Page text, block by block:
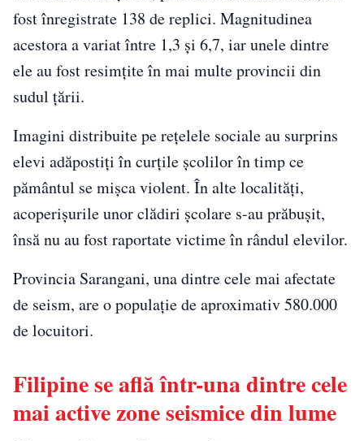
fost înregistrate 138 de replici. Magnitudinea
acestora a variat între 1,3 și 6,7, iar unele dintre
ele au fost resimțite în mai multe provincii din
sudul țării.
Imagini distribuite pe rețelele sociale au surprins
elevi adăpostiți în curțile școlilor în timp ce
pământul se mișca violent. În alte localități,
acoperișurile unor clădiri școlare s-au prăbușit,
însă nu au fost raportate victime în rândul elevilor.
Provincia Sarangani, una dintre cele mai afectate
de seism, are o populație de aproximativ 580.000
de locuitori.
Filipine se află într-una dintre cele
mai active zone seismice din lume